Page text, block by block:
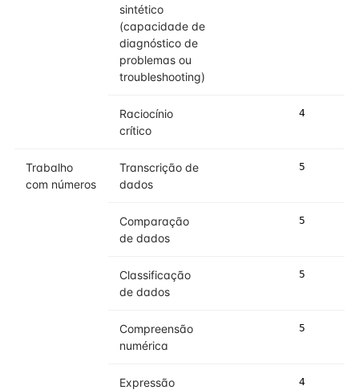
sintético
(capacidade de
diagnóstico de
problemas ou
troubleshooting)
Raciocínio
crítico
4
Trabalho
com números
Transcrição de
dados
5
Comparação
de dados
5
Classificação
de dados
5
Compreensão
numérica
5
Expressão
4